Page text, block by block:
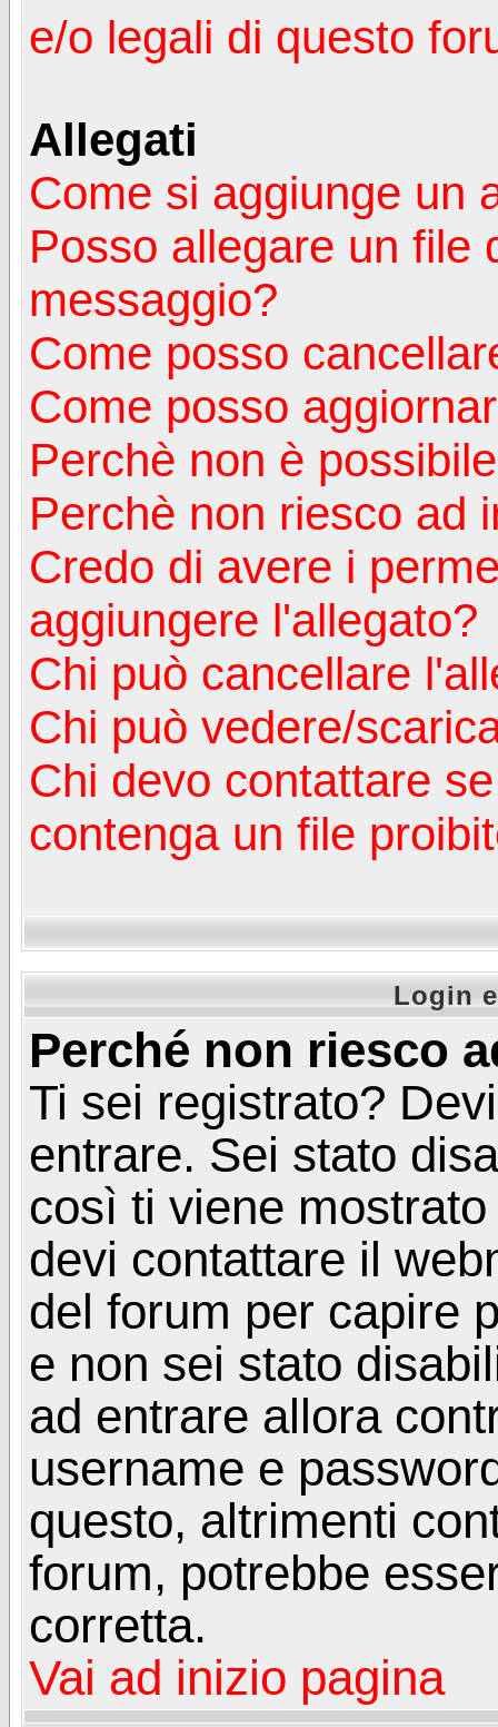
e/o legali di questo
Allegati
Come si aggiunge un
Posso allegare un file
messaggio?
Come posso
Come posso
Perchè non è
Perchè non riesco ad
Credo di avere i
aggiungere l'allegato?
Chi può cancellare
Chi può vedere/
Chi devo contattare
contenga un file
Login
Perché non riesco
Ti sei registrato?
entrare. Sei stato
così ti viene
devi contattare il
del forum per capire
e non sei stato
ad entrare allora
username e
questo, altrimenti
forum, potrebbe
corretta.
Vai ad inizio pagina